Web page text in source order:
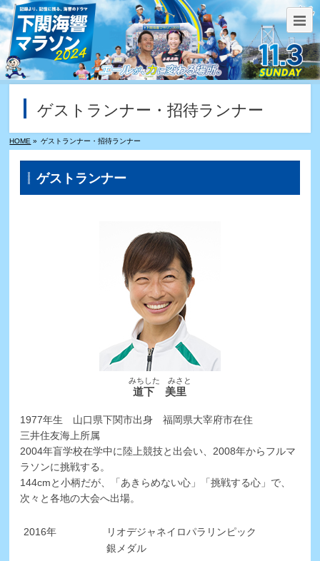
ゲストランナー・招待ランナー
HOME » ゲストランナー・招待ランナー
ゲストランナー
みちした みさと
道下 美里
1977年生 山口県下関市出身 福岡県大宰府市在住
三井住友海上所属
2004年盲学校在学中に陸上競技と出会い、2008年からフルマ
ラソンに挑戦する。
144cmと小柄だが、「あきらめない心」「挑戦する心」で、
次々と各地の大会へ出場。
2016年
リオデジャネイロパラリンピック
銀メダル